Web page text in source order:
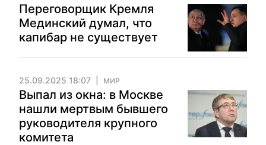
Переговорщик Кремля
Мединский думал, что
капибар не существует
25.09.2025 18:07 МИР
Выпал из окна: в Москве
нашли мертвым бывшего
руководителя крупного
комитета